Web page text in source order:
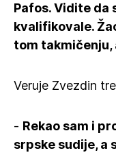
Pafos. Vidite da
kvalifikovale.
tom takmičenju,
Veruje Zvezdin
- Rekao sam i
srpske sudije, a